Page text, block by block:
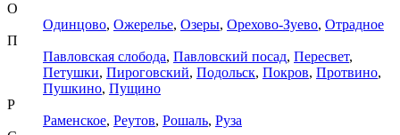
О
Одинцово, Ожерелье, Озеры, Орехово-Зуево, Отрадное
П
Павловская слобода, Павловский посад, Пересвет,
Петушки, Пироговский, Подольск, Покров, Протвино,
Пушкино, Пущино
Р
Раменское, Реутов, Рошаль, Руза